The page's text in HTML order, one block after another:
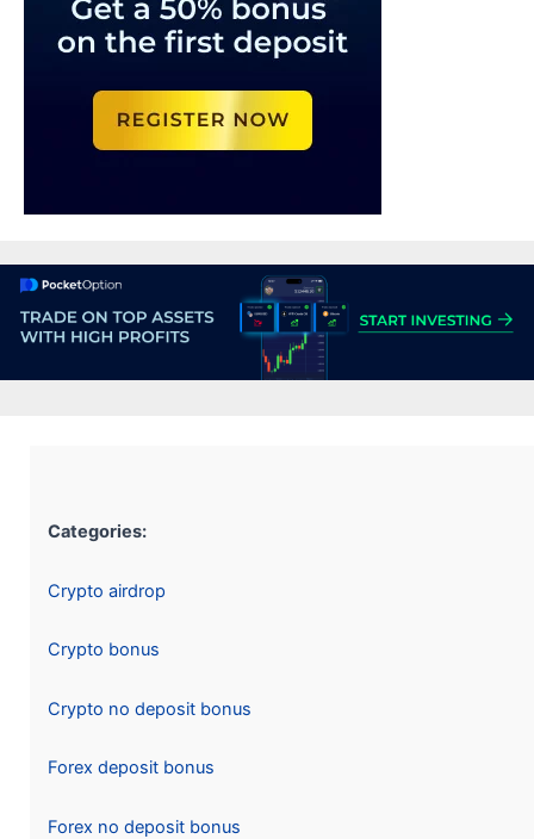
Categories:
Crypto airdrop
Crypto bonus
Crypto no deposit bonus
Forex deposit bonus
Forex no deposit bonus